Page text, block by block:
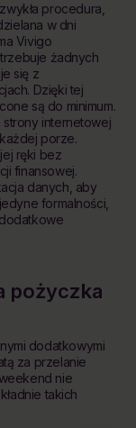
procedura,
w dni
Vivigo
żadnych
się z
Dzięki tej
są do minimum.
internetowej
porze.
ręki bez
finansowej.
danych, aby
formalności,
pożyczka
dodatkowymi
za przelanie
nie
takich